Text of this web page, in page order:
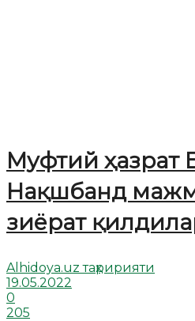
Муфтий ҳазрат
Нақшбанд
зиёрат
Alhidoya.uz таҳририяти
19.05.2022
0
205